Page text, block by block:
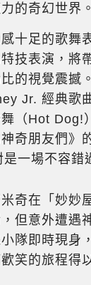
的奇幻世界。
十足的歌舞
技表演，將
的視覺震撼
Jr. 經典歌
（Hot Dog!
神奇朋友們》
一場不容錯
奇在「妙妙
但意外遭遇
隊即時現身
笑的旅程得